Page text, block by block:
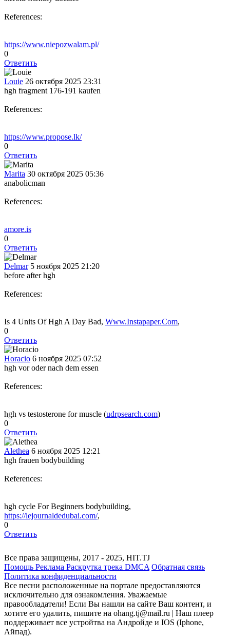
References:
https://www.niepozwalam.pl/
0
Ответить
Louie 26 октября 2025 23:31
hgh fragment 176-191 kaufen
References:
https://www.propose.lk/
0
Ответить
Marita 30 октября 2025 05:36
anabolicman
References:
amore.is
0
Ответить
Delmar 5 ноября 2025 21:20
before after hgh
References:
Is 4 Units Of Hgh A Day Bad, Www.Instapaper.Com,
0
Ответить
Horacio 6 ноября 2025 07:52
hgh vor oder nach dem essen
References:
hgh vs testosterone for muscle (udrpsearch.com)
0
Ответить
Alethea 6 ноября 2025 12:21
hgh frauen bodybuilding
References:
hgh cycle For Beginners bodybuilding,
https://lejournaldedubai.com/,
0
Ответить
Все права защищены, 2017 - 2025, HIT.TJ
Помощь Реклама Раскрутка трека DMCA Обратная связь
Политика конфиденциальности
Все песни расположенные на портале предоставляются
исключительно для ознакомления. Уважаемые
правообладатели! Если Вы нашли на сайте Ваш контент, и
хотите его удалить, пишите на ohang.tj@mail.ru | Наш плеер
поддерживает все устройтва на Андройде и IOS (Iphone,
Айпад).